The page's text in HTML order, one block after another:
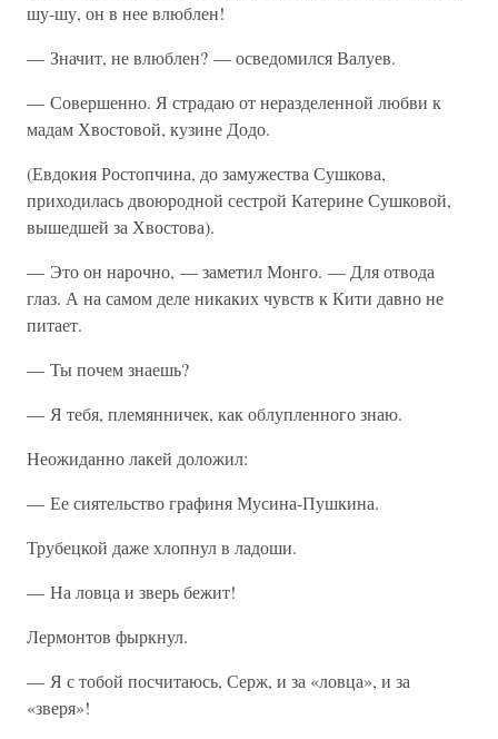
шу-шу, он в нее влюблен!
— Значит, не влюблен? — осведомился Валуев.
— Совершенно. Я страдаю от неразделенной любви к
мадам Хвостовой, кузине Додо.
(Евдокия Ростопчина, до замужества Сушкова,
приходилась двоюродной сестрой Катерине Сушковой,
вышедшей за Хвостова).
— Это он нарочно, — заметил Монго. — Для отвода
глаз. А на самом деле никаких чувств к Кити давно не
питает.
— Ты почем знаешь?
— Я тебя, племянничек, как облупленного знаю.
Неожиданно лакей доложил:
— Ее сиятельство графиня Мусина-Пушкина.
Трубецкой даже хлопнул в ладоши.
— На ловца и зверь бежит!
Лермонтов фыркнул.
— Я с тобой посчитаюсь, Серж, и за «ловца», и за
«зверя»!